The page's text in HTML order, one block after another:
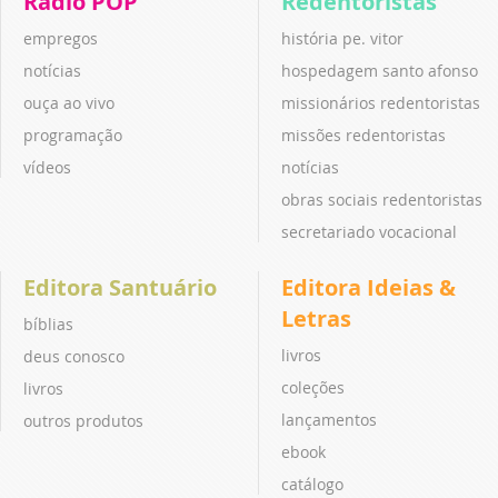
empregos
notícias
ouça ao vivo
programação
vídeos
história pe. vitor
hospedagem santo afonso
missionários redentoristas
missões redentoristas
notícias
obras sociais redentoristas
secretariado vocacional
Editora Santuário
bíblias
deus conosco
livros
outros produtos
Editora Ideias &
Letras
livros
coleções
lançamentos
ebook
catálogo